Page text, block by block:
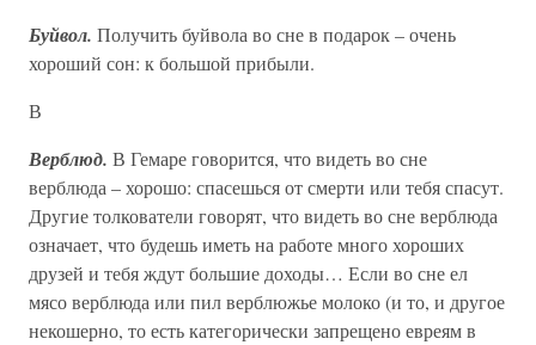
Буйвол. Получить буйвола во сне в подарок – очень
хороший сон: к большой прибыли.
В
Верблюд. В Гемаре говорится, что видеть во сне
верблюда – хорошо: спасешься от смерти или тебя спасут.
Другие толкователи говорят, что видеть во сне верблюда
означает, что будешь иметь на работе много хороших
друзей и тебя ждут большие доходы… Если во сне ел
мясо верблюда или пил верблюжье молоко (и то, и другое
некошерно, то есть категорически запрещено евреям в